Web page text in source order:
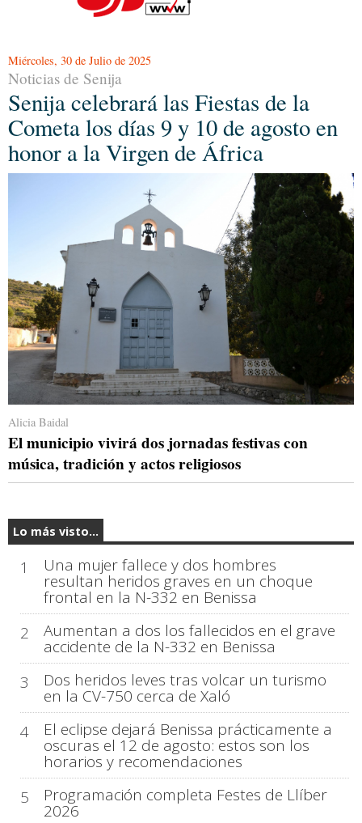
Miércoles, 30 de Julio de 2025
Noticias de Senija
Senija celebrará las Fiestas de la
Cometa los días 9 y 10 de agosto en
honor a la Virgen de África
Alicia Baidal
El municipio vivirá dos jornadas festivas con
música, tradición y actos religiosos
Lo más visto...
1 Una mujer fallece y dos hombres
resultan heridos graves en un choque
frontal en la N-332 en Benissa
2
Aumentan a dos los fallecidos en el grave
accidente de la N-332 en Benissa
3
Dos heridos leves tras volcar un turismo
en la CV-750 cerca de Xaló
4
El eclipse dejará Benissa prácticamente a
oscuras el 12 de agosto: estos son los
horarios y recomendaciones
5
Programación completa Festes de Llíber
2026